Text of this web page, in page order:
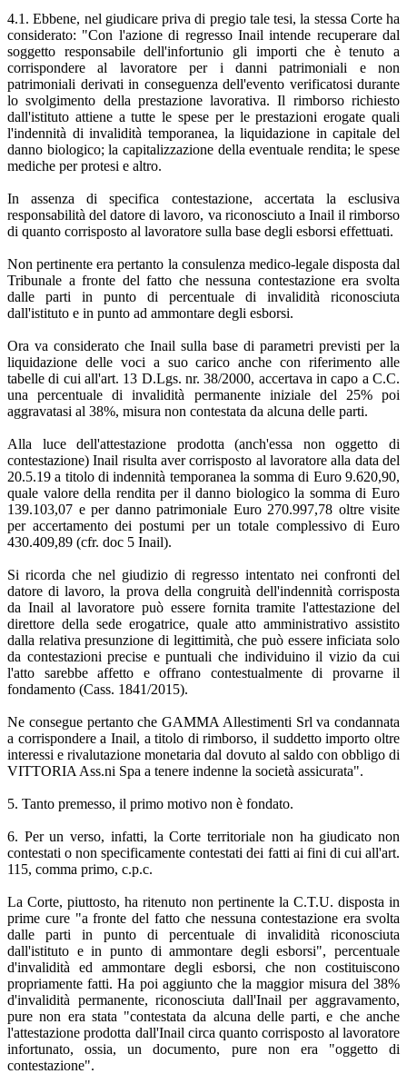
4.1. Ebbene, nel giudicare priva di pregio tale tesi, la stessa Corte ha
considerato: "Con l'azione di regresso Inail intende recuperare dal
soggetto responsabile dell'infortunio gli importi che è tenuto a
corrispondere al lavoratore per i danni patrimoniali e non
patrimoniali derivati in conseguenza dell'evento verificatosi durante
lo svolgimento della prestazione lavorativa. Il rimborso richiesto
dall'istituto attiene a tutte le spese per le prestazioni erogate quali
l'indennità di invalidità temporanea, la liquidazione in capitale del
danno biologico; la capitalizzazione della eventuale rendita; le spese
mediche per protesi e altro.
In assenza di specifica contestazione, accertata la esclusiva
responsabilità del datore di lavoro, va riconosciuto a Inail il rimborso
di quanto corrisposto al lavoratore sulla base degli esborsi effettuati.
Non pertinente era pertanto la consulenza medico-legale disposta dal
Tribunale a fronte del fatto che nessuna contestazione era svolta
dalle parti in punto di percentuale di invalidità riconosciuta
dall'istituto e in punto ad ammontare degli esborsi.
Ora va considerato che Inail sulla base di parametri previsti per la
liquidazione delle voci a suo carico anche con riferimento alle
tabelle di cui all'art. 13 D.Lgs. nr. 38/2000, accertava in capo a C.C.
una percentuale di invalidità permanente iniziale del 25% poi
aggravatasi al 38%, misura non contestata da alcuna delle parti.
Alla luce dell'attestazione prodotta (anch'essa non oggetto di
contestazione) Inail risulta aver corrisposto al lavoratore alla data del
20.5.19 a titolo di indennità temporanea la somma di Euro 9.620,90,
quale valore della rendita per il danno biologico la somma di Euro
139.103,07 e per danno patrimoniale Euro 270.997,78 oltre visite
per accertamento dei postumi per un totale complessivo di Euro
430.409,89 (cfr. doc 5 Inail).
Si ricorda che nel giudizio di regresso intentato nei confronti del
datore di lavoro, la prova della congruità dell'indennità corrisposta
da Inail al lavoratore può essere fornita tramite l'attestazione del
direttore della sede erogatrice, quale atto amministrativo assistito
dalla relativa presunzione di legittimità, che può essere inficiata solo
da contestazioni precise e puntuali che individuino il vizio da cui
l'atto sarebbe affetto e offrano contestualmente di provarne il
fondamento (Cass. 1841/2015).
Ne consegue pertanto che GAMMA Allestimenti Srl va condannata
a corrispondere a Inail, a titolo di rimborso, il suddetto importo oltre
interessi e rivalutazione monetaria dal dovuto al saldo con obbligo di
VITTORIA Ass.ni Spa a tenere indenne la società assicurata".
5. Tanto premesso, il primo motivo non è fondato.
6. Per un verso, infatti, la Corte territoriale non ha giudicato non
contestati o non specificamente contestati dei fatti ai fini di cui all'art.
115, comma primo, c.p.c.
La Corte, piuttosto, ha ritenuto non pertinente la C.T.U. disposta in
prime cure "a fronte del fatto che nessuna contestazione era svolta
dalle parti in punto di percentuale di invalidità riconosciuta
dall'istituto e in punto di ammontare degli esborsi", percentuale
d'invalidità ed ammontare degli esborsi, che non costituiscono
propriamente fatti. Ha poi aggiunto che la maggior misura del 38%
d'invalidità permanente, riconosciuta dall'Inail per aggravamento,
pure non era stata "contestata da alcuna delle parti, e che anche
l'attestazione prodotta dall'Inail circa quanto corrisposto al lavoratore
infortunato, ossia, un documento, pure non era "oggetto di
contestazione".